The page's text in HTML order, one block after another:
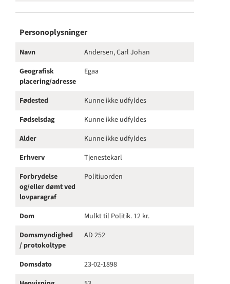
Personoplysninger
Navn
Andersen, Carl Johan
Geografisk
placering/adresse
Egaa
Fødested
Kunne ikke udfyldes
Fødselsdag
Kunne ikke udfyldes
Alder
Kunne ikke udfyldes
Erhverv
Tjenestekarl
Forbrydelse
og/eller dømt ved
lovparagraf
Politiuorden
Dom
Mulkt til Politik. 12 kr.
Domsmyndighed
/ protokoltype
AD 252
Domsdato
23-02-1898